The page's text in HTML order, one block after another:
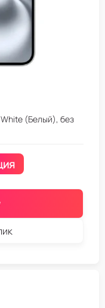
(Белый), без